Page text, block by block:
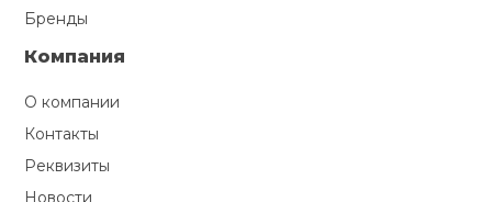
Бренды
Компания
О компании
Контакты
Реквизиты